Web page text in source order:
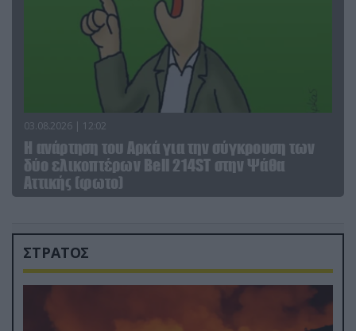
03.08.2026 | 12:02
Η ανάρτηση του Αρκά για την σύγκρουση των
δύο ελικοπτέρων Bell 214ST στην Ψάθα
Αττικής (φωτο)
ΣΤΡΑΤΟΣ